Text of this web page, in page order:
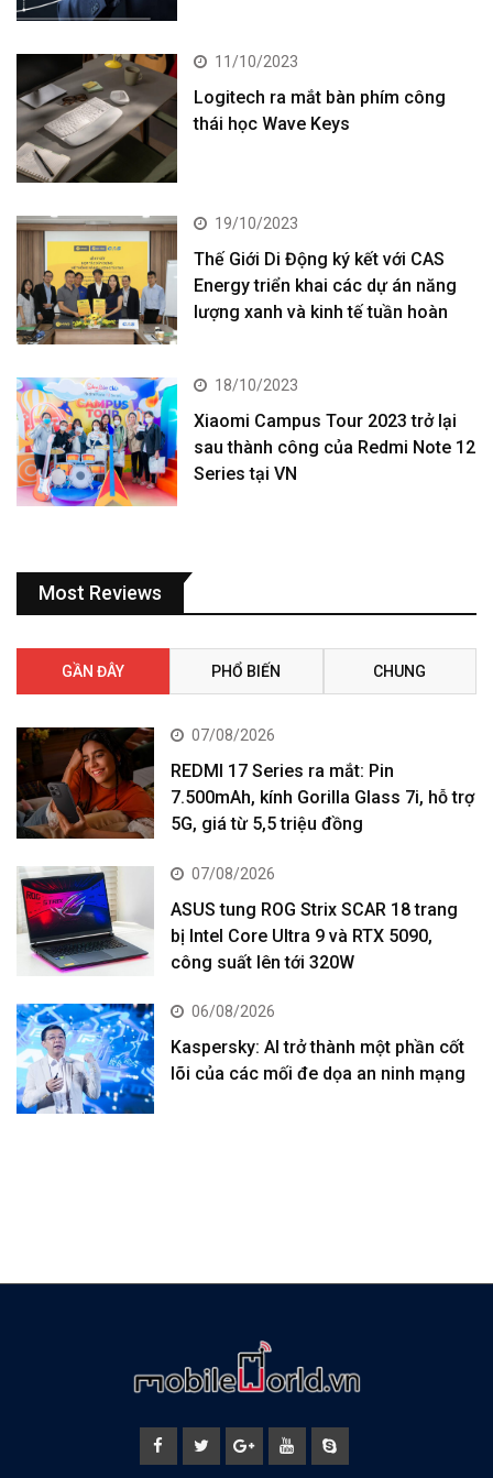
11/10/2023
Logitech ra mắt bàn phím công
thái học Wave Keys
19/10/2023
Thế Giới Di Động ký kết với CAS
Energy triển khai các dự án năng
lượng xanh và kinh tế tuần hoàn
18/10/2023
Xiaomi Campus Tour 2023 trở lại
sau thành công của Redmi Note 12
Series tại VN
Most Reviews
GẦN ĐÂY PHỔ BIẾN CHUNG
07/08/2026
REDMI 17 Series ra mắt: Pin
7.500mAh, kính Gorilla Glass 7i, hỗ trợ
5G, giá từ 5,5 triệu đồng
07/08/2026
ASUS tung ROG Strix SCAR 18 trang
bị Intel Core Ultra 9 và RTX 5090,
công suất lên tới 320W
06/08/2026
Kaspersky: AI trở thành một phần cốt
lõi của các mối đe dọa an ninh mạng